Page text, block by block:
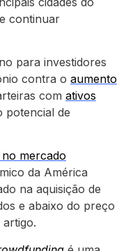
continuar
para investidores
contra o aumento
com ativos
potencial de
mercado
da América
na aquisição de
e abaixo do preço